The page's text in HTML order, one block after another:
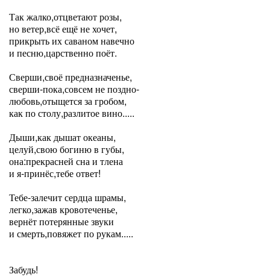
Так жалко,отцветают розы,
но ветер,всё ещё не хочет,
прикрыть их саваном навечно
и песню,царственно поёт.
Сверши,своё предназначенье,
сверши-пока,совсем не поздно-
любовь,отыщется за гробом,
как по столу,разлитое вино.....
Дыши,как дышат океаны,
целуй,свою богиню в губы,
она:прекрасней сна и тлена
и я-принёс,тебе ответ!
Тебе-залечит сердца шрамы,
легко,зажав кровотеченье,
вернёт потерянные звуки
и смерть,повяжет по рукам.....
Забудь!